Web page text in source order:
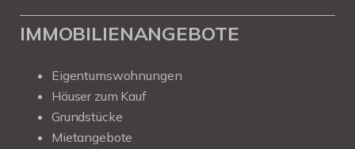
IMMOBILIENANGEBOTE
Eigentumswohnungen
Häuser zum Kauf
Grundstücke
Mietangebote